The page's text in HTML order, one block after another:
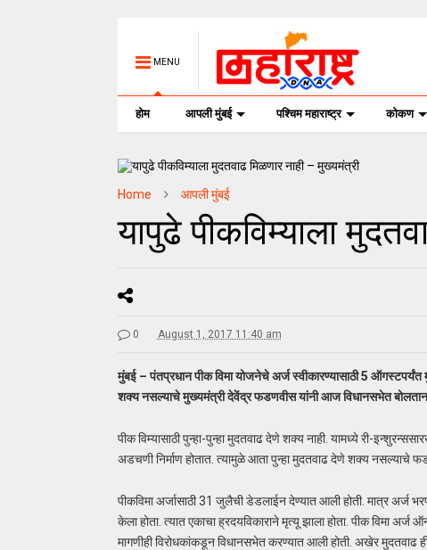
MENU
होम आपली मुंबई पश्चिम महाराष्ट्र कोकण
Home आपली मुंबई
यापुढे पीकविम्याला
0 August 1, 2017 11:40 am
मुंबई – पंतप्रधान पीक विमा योजनेचे अर्ज स्वीकारण्यासाठी 5
शक्य नसल्याचे मुख्यमंत्री देवेंद्र फडणवीस यांनी आज विधानसभेत
पीक विम्यासाठी पुन्हा-पुन्हा मुदतवाढ देणे शक्य नाही. यामध्ये री-
अडचणी निर्माण होतात. त्यामुळे आता पुन्हा मुदतवाढ देणे शक्य नसल्याचे
पीकविमा अर्जासाठी 31 जुलैची डेडलाईन देण्यात आली होती. मात्र अर्ज
केला होता. त्यात एकाचा ह्रदयविकाराने मृत्यू झाला होता. पीक विमा
मागणीही विरोधकांकडून विधानसभेत करण्यात आली होती. अखेर